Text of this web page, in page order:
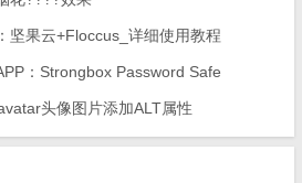
坚果云+Floccus_详细使用教程
：Strongbox Password Safe
头像图片添加ALT属性